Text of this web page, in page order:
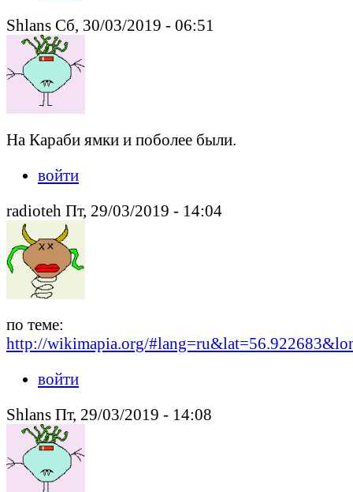
Shlans Сб, 30/03/2019 - 06:51
На Караби ямки и поболее были.
войти
radioteh Пт, 29/03/2019 - 14:04
по теме:
http://wikimapia.org/
войти
Shlans Пт, 29/03/2019 - 14:08